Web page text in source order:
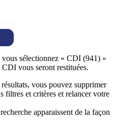
sélectionnez « CDI (941) »
vous seront restituées.
vous pouvez supprimer
filtres et critères et relancer votre
apparaissent de la façon